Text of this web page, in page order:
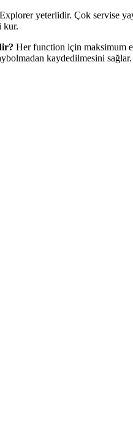
yeterlidir. Çok servise
kur.
Her function için maksimum
kaydedilmesini sağlar.